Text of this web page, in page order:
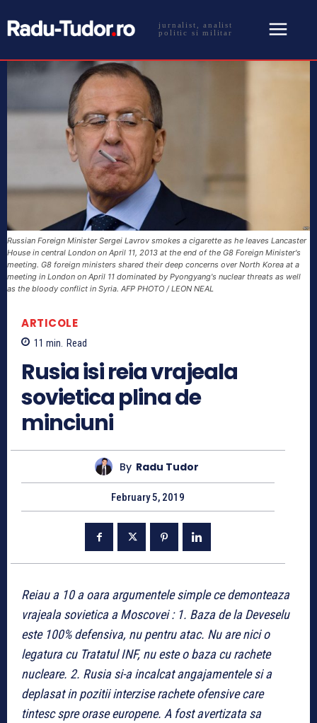
jurnalist, analist
politic si militar
Russian Foreign Minister Sergei Lavrov smokes a cigarette as he leaves Lancaster
House in central London on April 11, 2013 at the end of the G8 Foreign Minister's
meeting. G8 foreign ministers shared their deep concerns over North Korea at a
meeting in London on April 11 dominated by Pyongyang's nuclear threats as well
as the bloody conflict in Syria. AFP PHOTO / LEON NEAL
ARTICOLE
11 min. Read
Rusia isi reia vrajeala
sovietica plina de
minciuni
By Radu Tudor
February 5, 2019
Reiau a 10 a oara argumentele simple ce demonteaza
vrajeala sovietica a Moscovei : 1. Baza de la Deveselu
este 100% defensiva, nu pentru atac. Nu are nici o
legatura cu Tratatul INF, nu este o baza cu rachete
nucleare. 2. Rusia si-a incalcat angajamentele si a
deplasat in pozitii interzise rachete ofensive care
tintesc spre orase europene. A fost avertizata sa